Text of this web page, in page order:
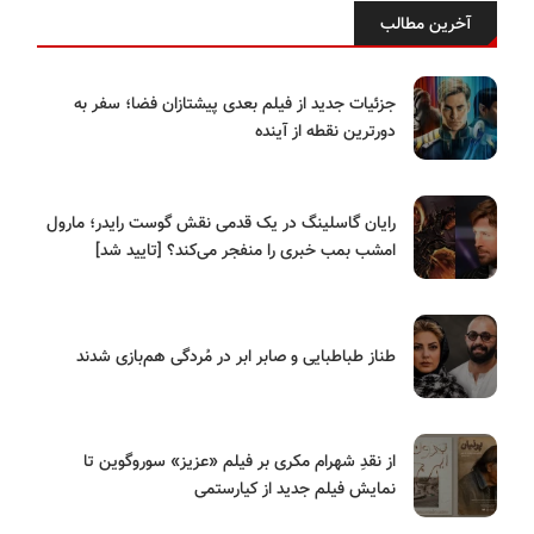
آخرین مطالب
جزئیات جدید از فیلم بعدی پیشتازان فضا؛ سفر به
دورترین نقطه از آینده
رایان گاسلینگ در یک قدمی نقش گوست رایدر؛ مارول
امشب بمب خبری را منفجر می‌کند؟ [تایید شد]
طناز طباطبایی و صابر ابر در مُردگی هم‌بازی شدند
از نقدِ شهرام مکری بر فیلم «عزیز» سوروگوین تا
نمایش فیلم جدید از کیارستمی